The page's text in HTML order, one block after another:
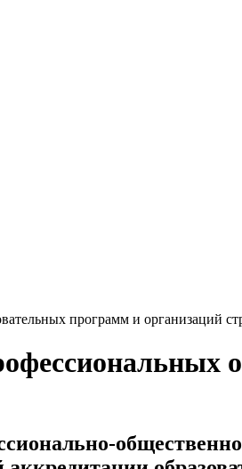
программ и организаций